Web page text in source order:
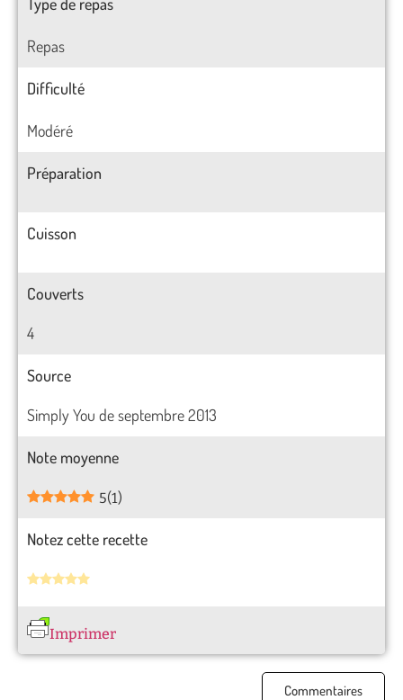
Repas
Difficulté
Modéré
Préparation
Cuisson
Couverts
4
Source
Simply You de septembre 2013
Note moyenne
5(1)
Notez cette recette
Imprimer
Commentaires